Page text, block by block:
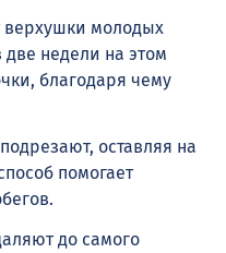
верхушки молодых
две недели на этом
благодаря чему
оставляя на
помогает
до самого